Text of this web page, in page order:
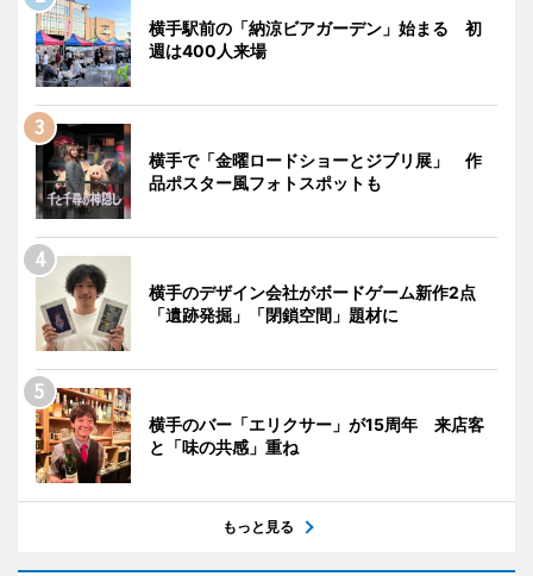
横手駅前の「納涼ビアガーデン」始まる 初
週は400人来場
横手で「金曜ロードショーとジブリ展」 作
品ポスター風フォトスポットも
横手のデザイン会社がボードゲーム新作2点
「遺跡発掘」「閉鎖空間」題材に
横手のバー「エリクサー」が15周年 来店客
と「味の共感」重ね
もっと見る